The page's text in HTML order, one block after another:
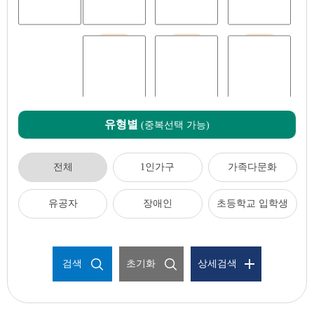
유형별 (중복선택 가능)
전체 1인가구 가족다문화
유공자 장애인 초등학교 입학생
검색 초기화 상세검색